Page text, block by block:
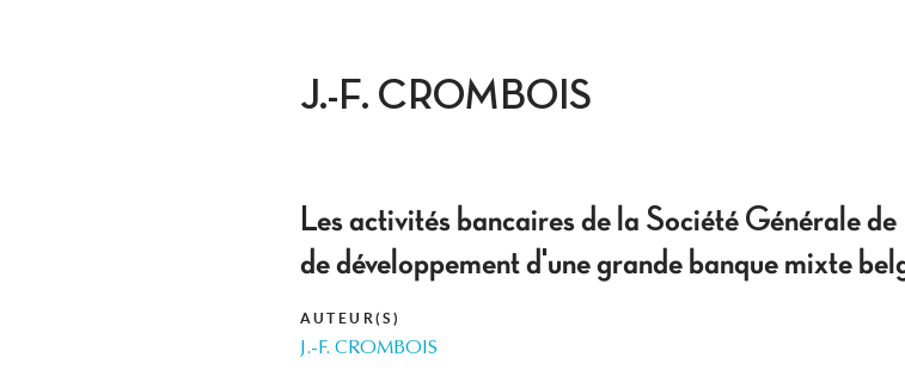
J.-F. CROMBOIS
Les activités bancaires de la Société Générale
de développement d'une grande banque mixte
AUTEUR(S)
J.-F. CROMBOIS